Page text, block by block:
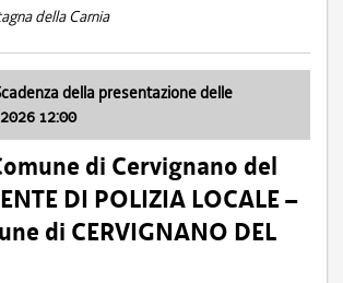
della Carnia
della presentazione delle
12:00
di Cervignano del
DI POLIZIA LOCALE –
di CERVIGNANO DEL